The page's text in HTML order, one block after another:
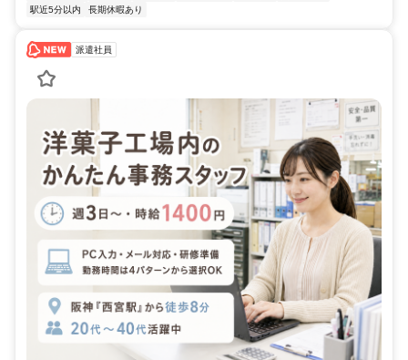
駅近5分以内
長期休暇あり
派遣社員